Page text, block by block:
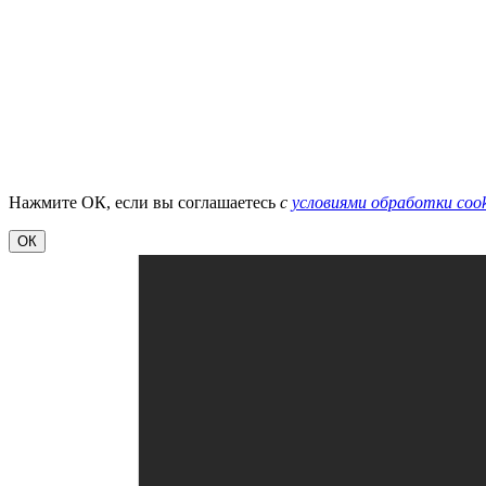
Нажмите ОК, если вы соглашаетесь с условиями обработки
ОК